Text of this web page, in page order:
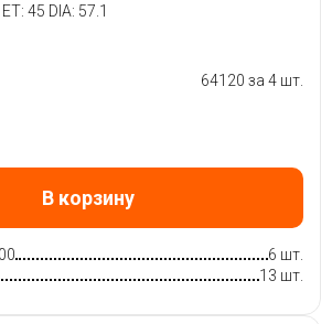
45 DIA: 57.1
64120 за 4 шт.
В корзину
6 шт.
13 шт.